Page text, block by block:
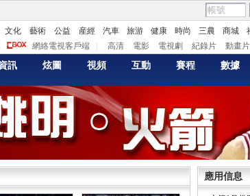
文化 藝術 公益 産經 汽車 旅游 健康 時尚 三農 商城
網絡電視客戶端 高清 電影 電視劇 紀錄片 動畫片
訊 炫圖 視頻 互動 賽程 數據
應用信息
火箭老總
火箭主帥
阿帥有希
阿泰澄清
我和葉莉
1月6日
羅斯杜蘭
美媒猜測
調查：你